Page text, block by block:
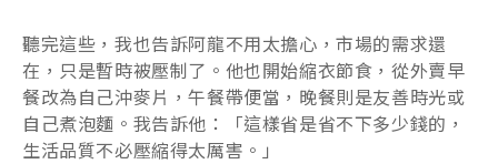
聽完這些，我也告訴阿龍不用太擔心，市場的需求還
在，只是暫時被壓制了。他也開始縮衣節食，從外賣早
餐改為自己沖麥片，午餐帶便當，晚餐則是友善時光或
自己煮泡麵。我告訴他：「這樣省是省不下多少錢的，
生活品質不必壓縮得太厲害。」